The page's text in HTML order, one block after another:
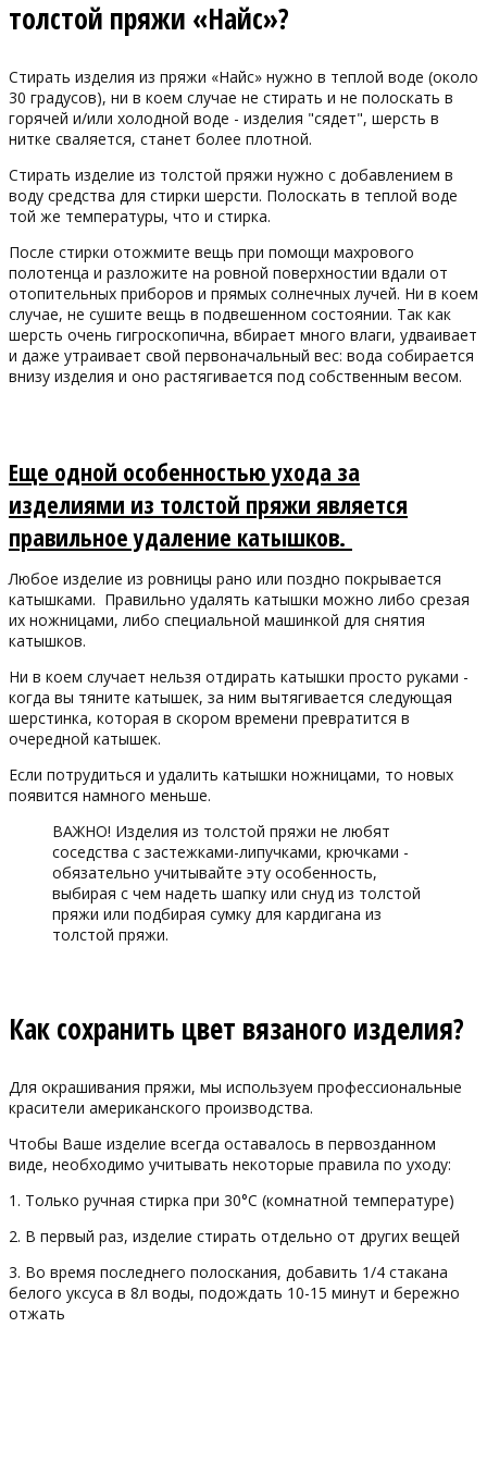
толстой пряжи «Найс»?
Стирать изделия из пряжи «Найс» нужно в теплой воде (около
30 градусов), ни в коем случае не стирать и не полоскать в
горячей и/или холодной воде - изделия "сядет", шерсть в
нитке сваляется, станет более плотной.
Стирать изделие из толстой пряжи нужно с добавлением в
воду средства для стирки шерсти. Полоскать в теплой воде
той же температуры, что и стирка.
После стирки отожмите вещь при помощи махрового
полотенца и разложите на ровной поверхностии вдали от
отопительных приборов и прямых солнечных лучей. Ни в коем
случае, не сушите вещь в подвешенном состоянии. Так как
шерсть очень гигроскопична, вбирает много влаги, удваивает
и даже утраивает свой первоначальный вес: вода собирается
внизу изделия и оно растягивается под собственным весом.
Еще одной особенностью ухода за
изделиями из толстой пряжи является
правильное удаление катышков.
Любое изделие из ровницы рано или поздно покрывается
катышками. Правильно удалять катышки можно либо срезая
их ножницами, либо специальной машинкой для снятия
катышков.
Ни в коем случает нельзя отдирать катышки просто руками -
когда вы тяните катышек, за ним вытягивается следующая
шерстинка, которая в скором времени превратится в
очередной катышек.
Если потрудиться и удалить катышки ножницами, то новых
появится намного меньше.
ВАЖНО! Изделия из толстой пряжи не любят
соседства с застежками-липучками, крючками -
обязательно учитывайте эту особенность,
выбирая с чем надеть шапку или снуд из толстой
пряжи или подбирая сумку для кардигана из
толстой пряжи.
Как сохранить цвет вязаного изделия?
Для окрашивания пряжи, мы используем профессиональные
красители американского производства.
Чтобы Ваше изделие всегда оставалось в первозданном
виде, необходимо учитывать некоторые правила по уходу:
1. Только ручная стирка при 30°С (комнатной температуре)
2. В первый раз, изделие стирать отдельно от других вещей
3. Во время последнего полоскания, добавить 1/4 стакана
белого уксуса в 8л воды, подождать 10-15 минут и бережно
отжать